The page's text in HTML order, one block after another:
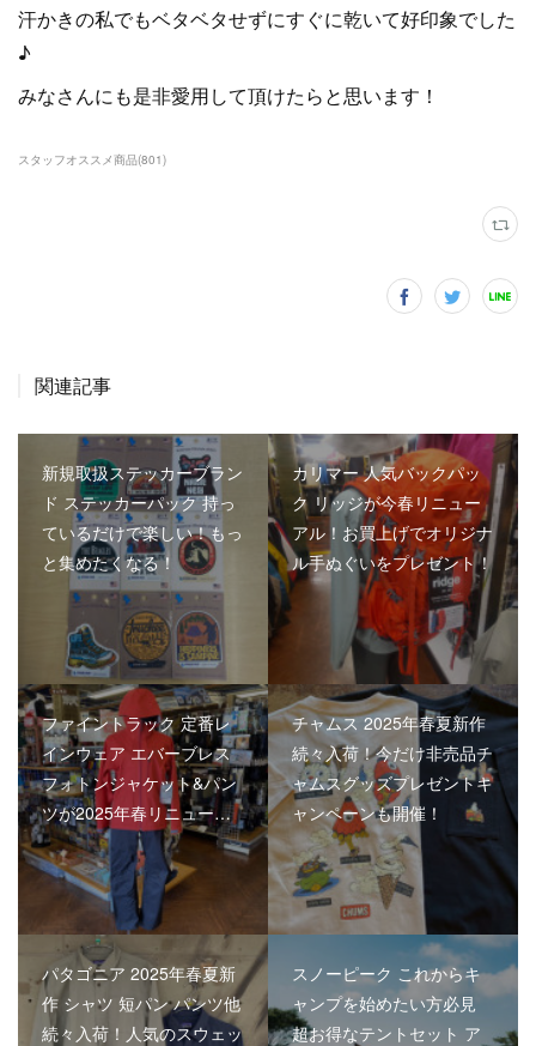
汗かきの私でもベタベタせずにすぐに乾いて好印象でした
♪
みなさんにも是非愛用して頂けたらと思います！
スタッフオススメ商品(801)
関連記事
新規取扱ステッカーブラン
ド ステッカーパック 持っ
ているだけで楽しい！もっ
と集めたくなる！
カリマー 人気バックパッ
ク リッジが今春リニュー
アル！お買上げでオリジナ
ル手ぬぐいをプレゼント！
ファイントラック 定番レ
インウェア エバーブレス
フォトンジャケット&パン
ツが2025年春リニュー…
チャムス 2025年春夏新作
続々入荷！今だけ非売品チ
ャムスグッズプレゼントキ
ャンペーンも開催！
パタゴニア 2025年春夏新
作 シャツ 短パン パンツ他
続々入荷！人気のスウェッ
スノーピーク これからキ
ャンプを始めたい方必見
超お得なテントセット ア